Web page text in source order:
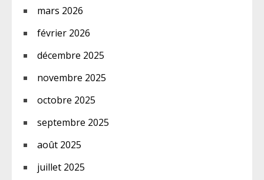
mars 2026
février 2026
décembre 2025
novembre 2025
octobre 2025
septembre 2025
août 2025
juillet 2025